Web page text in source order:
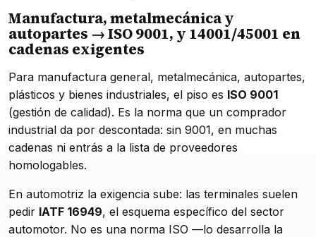
Manufactura, metalmecánica y
autopartes → ISO 9001, y 14001/45001 en
cadenas exigentes
Para manufactura general, metalmecánica, autopartes,
plásticos y bienes industriales, el piso es ISO 9001
(gestión de calidad). Es la norma que un comprador
industrial da por descontada: sin 9001, en muchas
cadenas ni entrás a la lista de proveedores
homologables.
En automotriz la exigencia sube: las terminales suelen
pedir IATF 16949, el esquema específico del sector
automotor. No es una norma ISO —lo desarrolla la